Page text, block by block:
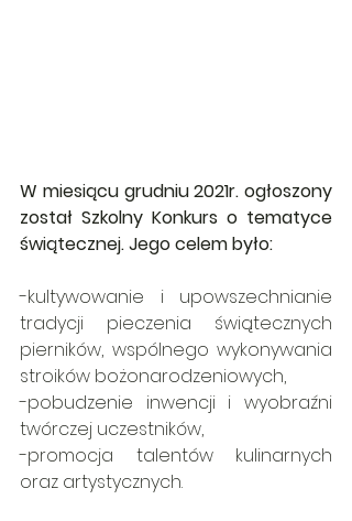
W miesiącu grudniu 2021r. ogłoszony
został Szkolny Konkurs o tematyce
świątecznej. Jego celem było:
-kultywowanie i upowszechnianie
tradycji pieczenia świątecznych
pierników, wspólnego wykonywania
stroików bożonarodzeniowych,
-pobudzenie inwencji i wyobraźni
twórczej uczestników,
-promocja talentów kulinarnych
oraz artystycznych.